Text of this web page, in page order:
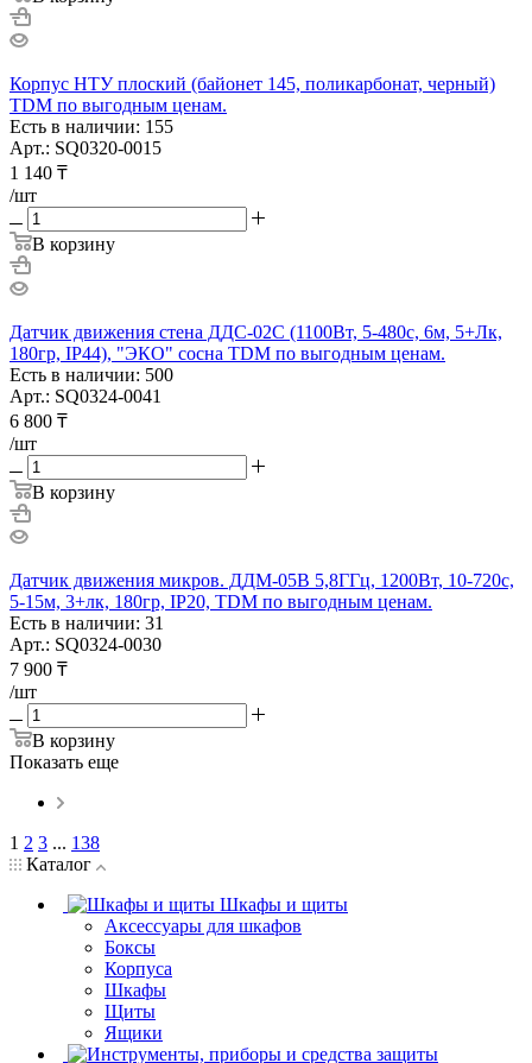
Корпус НТУ плоский (байонет 145, поликарбонат, черный)
TDM по выгодным ценам.
Есть в наличии: 155
Арт.: SQ0320-0015
1 140 ₸
/шт
В корзину
Датчик движения стена ДДС-02С (1100Вт, 5-480с, 6м, 5+Лк,
180гр, IP44), "ЭКО" сосна TDM по выгодным ценам.
Есть в наличии: 500
Арт.: SQ0324-0041
6 800 ₸
/шт
В корзину
Датчик движения микров. ДДМ-05В 5,8ГГц, 1200Вт, 10-720с,
5-15м, 3+лк, 180гр, IP20, TDM по выгодным ценам.
Есть в наличии: 31
Арт.: SQ0324-0030
7 900 ₸
/шт
В корзину
Показать еще
1 2 3 ... 138
Каталог
Шкафы и щиты
Аксессуары для шкафов
Боксы
Корпуса
Шкафы
Щиты
Ящики